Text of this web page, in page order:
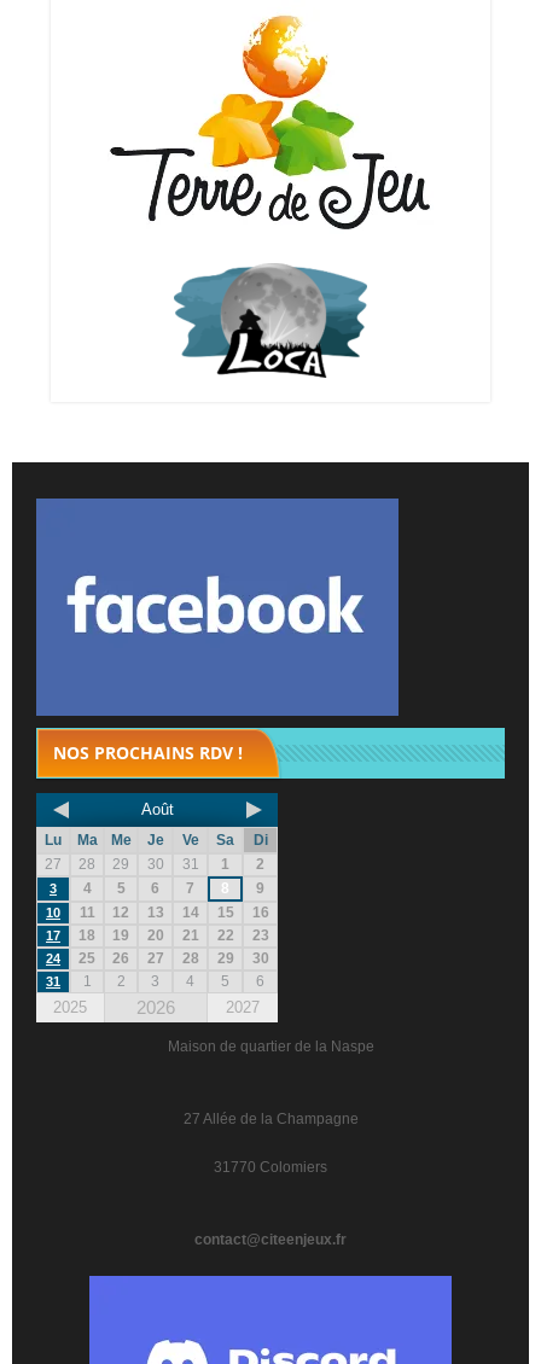
NOS PROCHAINS RDV !
Août
Lu Ma Me Je Ve Sa
Di
27
28 29 30 31 1 2
3 4 5 6 7 8 9
10 11 12 13 14 15 16
17 18 19 20 21 22 23
24 25 26 27 28 29 30
31 1 2 3 4 5 6
2025 2026 2027
Maison de quartier de la Naspe
27 Allée de la Champagne
31770 Colomiers
contact@citeenjeux.fr